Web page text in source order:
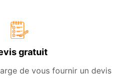
gratuit
de vous fournir un devis